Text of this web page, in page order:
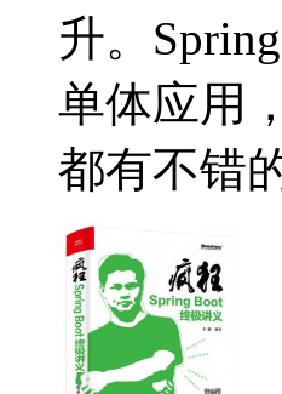
升。
单体应用
都有不错